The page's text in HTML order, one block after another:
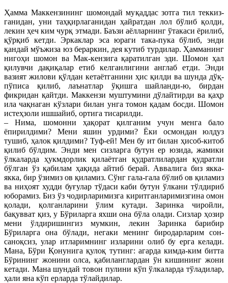
Ҳамма Маккензининг шомондай муқаддас зотга тил теккиз-
ганидан, уни таҳқирлаганидан ҳайратдан лол бўлиб қолди,
лекин ҳеч ким чурқ этмади. Баъзи аёлларнинг ўтакаси ёрилиб,
қўрқиб кетди. Эркаклар эса юраги така-пука бўлиб, энди
қандай мўъжиза юз бераркин, дея кутиб турдилар. Ҳамманинг
нигоҳи шомон ва Мак-кензига қаратилган эди. Шомон ҳал
қилувчи дақиқалар етиб келганлигини англаб етди. Энди
вазият жилови қўлдан кетаётганини ҳис қилди ва шунда дўқ-
пўписа қилиб, лаънатлар ўқишга шайланди-ю, бирдан
фикридан қайтди. Маккензи муштумини дўлайтирди ва қаҳр
ила чақнаган кўзлари билан унга томон қадам босди. Шомон
истеҳзоли ишшайиб, ортига тисарилди.
– Нима, шомонни ҳақорат қилганим учун менга бало
ёпирилдими? Мени яшин урдими? Ёки осмондан юлдуз
тушиб, ҳалок қилдими? Туф-ей! Мен бу ит билан ҳисоб-китоб
қилиб бўлдим. Энди мен сизларга бутун ер юзида, жамики
ўлкаларда ҳукмдорлик қилаётган қудратлилардан қудратли
бўлган ўз қабилам ҳақида айтиб берай. Аввалига биз якка-
якка, бир ўзимиз ов қиламиз. Сўнг гала-гала бўлиб ов қиламиз
ва ниҳоят худди буғулар тўдаси каби бутун ўлкани тўлдириб
юборамиз. Биз ўз чодирларимизга киритганларимизгина омон
қолади, қолганларини ўлим кутади. Заринка чиройли,
бақувват қиз, у Бўриларга яхши она бўла олади. Сизлар ҳозир
мени ўлдиришингиз мумкин, лекин Заринка барибир
Бўриларга она бўлади, негаки менинг биродарларим сон-
саноқсиз, улар итларимнинг изларини олиб бу ерга келади.
Мана, Бўри Қонунига қулоқ тутинг: агарда кимда-ким битта
Бўрининг жонини олса, қабиланглардан ўн кишининг жони
кетади. Мана шундай товон пулини кўп ўлкаларда тўладилар,
ҳали яна кўп ерларда тўлайдилар.